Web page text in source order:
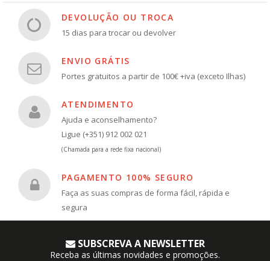
DEVOLUÇÃO OU TROCA
15 dias para trocar ou devolver
ENVIO GRÁTIS
Portes gratuitos a partir de 100€ +iva (exceto Ilhas)
ATENDIMENTO
Ajuda e aconselhamento?
Ligue (+351) 912 002 021
(Chamada para a rede fixa nacional)
PAGAMENTO 100% SEGURO
Faça as suas compras de forma fácil, rápida e
segura
SUBSCREVA A NEWSLETTER
Receba as últimas novidades e promoções.